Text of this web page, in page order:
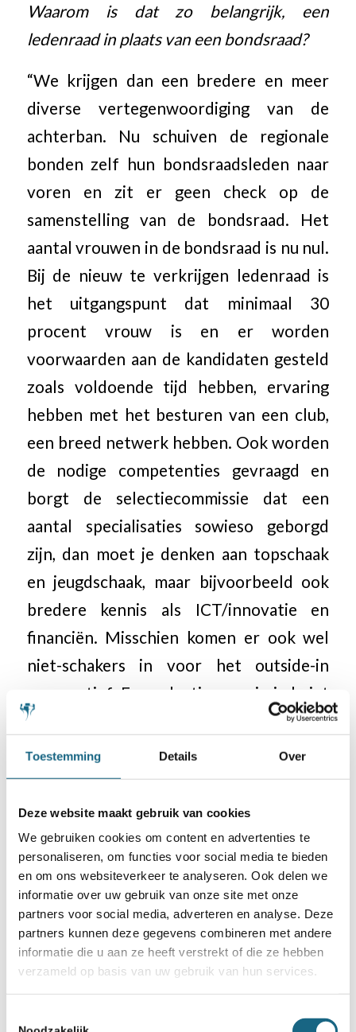
Toestemming Details Over
Deze website maakt gebruik van cookies
We gebruiken cookies om content en advertenties te
personaliseren, om functies voor social media te bieden
en om ons websiteverkeer te analyseren. Ook delen we
informatie over uw gebruik van onze site met onze
partners voor social media, adverteren en analyse. Deze
partners kunnen deze gegevens combineren met andere
informatie die u aan ze heeft verstrekt of die ze hebben
verzameld op basis van uw gebruik van hun services.
Waarom is dat zo belangrijk, een
ledenraad in plaats van een bondsraad?
“We krijgen dan een bredere en meer
diverse vertegenwoordiging van de
achterban. Nu schuiven de regionale
bonden zelf hun bondsraadsleden naar
voren en zit er geen check op de
samenstelling van de bondsraad. Het
aantal vrouwen in de bondsraad is nu nul.
Bij de nieuw te verkrijgen ledenraad is
het uitgangspunt dat minimaal 30
procent vrouw is en er worden
voorwaarden aan de kandidaten gesteld
zoals voldoende tijd hebben, ervaring
hebben met het besturen van een club,
een breed netwerk hebben. Ook worden
de nodige competenties gevraagd en
borgt de selectiecommissie dat een
aantal specialisaties sowieso geborgd
zijn, dan moet je denken aan topschaak
en jeugdschaak, maar bijvoorbeeld ook
bredere kennis als ICT/innovatie en
financiën. Misschien komen er ook wel
niet-schakers in voor het outside-in
perspectief. Een selectiecommissie buigt
zich over alle kandidaten. Je krijgt
uiteindelijk een ledenraad die diverser is
en mensen heeft met specifieke
kwaliteiten die gebruikt kunnen worden.
Ik verwacht er veel van.”